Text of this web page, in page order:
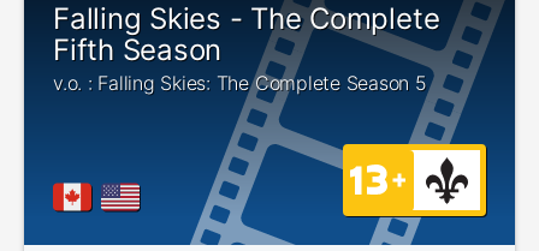
Falling Skies - The Complete
Fifth Season
v.o. : Falling Skies: The Complete Season 5